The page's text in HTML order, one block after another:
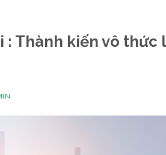
: Thành kiến ​​vô thức